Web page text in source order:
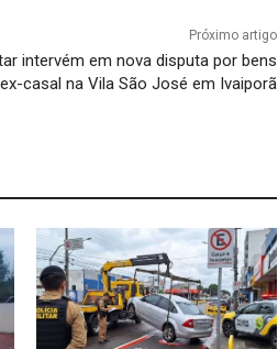
Próximo artigo
intervém em nova disputa por bens
casal na Vila São José em Ivaiporã